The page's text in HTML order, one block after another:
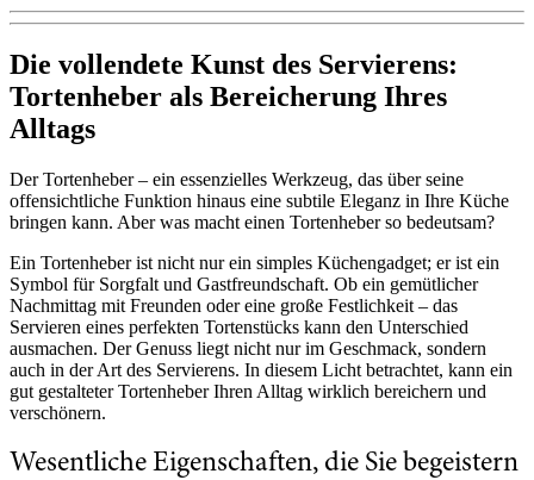
Die vollendete Kunst des Servierens:
Tortenheber als Bereicherung Ihres
Alltags
Der Tortenheber – ein essenzielles Werkzeug, das über seine
offensichtliche Funktion hinaus eine subtile Eleganz in Ihre Küche
bringen kann. Aber was macht einen Tortenheber so bedeutsam?
Ein Tortenheber ist nicht nur ein simples Küchengadget; er ist ein
Symbol für Sorgfalt und Gastfreundschaft. Ob ein gemütlicher
Nachmittag mit Freunden oder eine große Festlichkeit – das
Servieren eines perfekten Tortenstücks kann den Unterschied
ausmachen. Der Genuss liegt nicht nur im Geschmack, sondern
auch in der Art des Servierens. In diesem Licht betrachtet, kann ein
gut gestalteter Tortenheber Ihren Alltag wirklich bereichern und
verschönern.
Wesentliche Eigenschaften, die Sie begeistern